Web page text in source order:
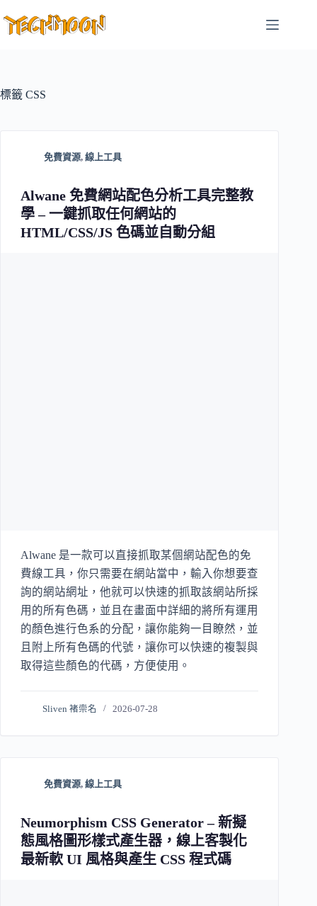
至
容
標籤 CSS
免費資源, 線上工具
Alwane 免費網站配色分析工具完整教
學 – 一鍵抓取任何網站的
HTML/CSS/JS 色碼並自動分組
Alwane 是一款可以直接抓取某個網站配色的免
費線工具，你只需要在網站當中，輸入你想要查
詢的網站網址，他就可以快速的抓取該網站所採
用的所有色碼，並且在畫面中詳細的將所有運用
的顏色進行色系的分配，讓你能夠一目瞭然，並
且附上所有色碼的代號，讓你可以快速的複製與
取得這些顏色的代碼，方便使用。
Sliven 褚崇名 2026-07-28
免費資源, 線上工具
Neumorphism CSS Generator – 新擬
態風格圖形樣式產生器，線上客製化
最新軟 UI 風格與產生 CSS 程式碼